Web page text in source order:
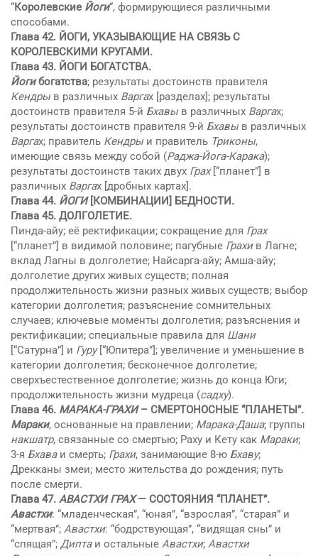
“Королевские Йоги“, формирующиеся различными
способами.
Глава 42. ЙОГИ, УКАЗЫВАЮЩИЕ НА СВЯЗЬ С
КОРОЛЕВСКИМИ КРУГАМИ.
Глава 43. ЙОГИ БОГАТСТВА.
Йогибогатства; результаты достоинств правителя
Кендрыв различных Варгах [разделах]; результаты
достоинств правителя 5-й Бхaвыв различных Варгах;
результаты достоинств правителя 9-й Бхaвыв различных
Варгах; правитель Кендрыи правитель Триконы,
имеющие связь между собой (Раджа-Йога-Карака);
результаты достоинств таких двух Грах[“планет”] в
различных Варгах [дробных картах].
Глава 44. ЙОГИ[КОМБИНАЦИИ] БЕДНОСТИ.
Глава 45. ДОЛГОЛЕТИЕ.
Пинда-айу; её ректификации; сокращение для Грах
[“планет”] в видимой половине; пагубные Грахив Лагне;
вклад Лагны в долголетие; Найсарга-айу; Амша-айу;
долголетие других живых существ; полная
продолжительность жизни разных живых существ; выбор
категории долголетия; разъяснение сомнительных
случаев; ключевые моменты долголетия; разъяснения и
ректификации; специальные правила для Шани
[“Сатурна”] и Гуру[“Юпитера”]; увеличение и уменьшение в
категории долголетия; бесконечное долголетие;
сверхъестественное долголетие; жизнь до конца Юги;
продолжительность жизни мудреца (садху).
Глава 46. МАРАКА-ГРАХИ– СМЕРТОНОСНЫЕ “ПЛАНЕТЫ”.
Мараки, основанные на правлении; Марака-Даша; группы
накшатр, связанные со смертью; Рaху и Кету как Мараки;
3-я Бхaваи смерть; Грахи, занимающие 8-ю Бхaву;
Дрекканы змеи; место жительства до рождения; путь
после смерти.
Глава 47. АВАСТХИ ГРАХ— СОСТОЯНИЯ “ПЛАНЕТ”.
Авастхи: “младенческая”, “юная”, “взрослая”, “старая” и
“мертвая”; Авастхи: “бодрствующая”, “видящая сны” и
“спящая”; Диптаи остальные Авастхи; Авастхи